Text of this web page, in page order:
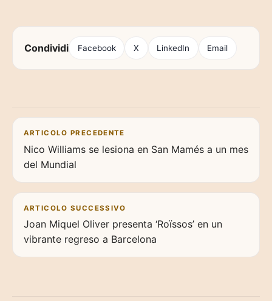
Condividi Facebook X LinkedIn Email
Navigazione articoli
ARTICOLO PRECEDENTE
Nico Williams se lesiona en San Mamés a un mes
del Mundial
ARTICOLO SUCCESSIVO
Joan Miquel Oliver presenta ‘Roïssos’ en un
vibrante regreso a Barcelona